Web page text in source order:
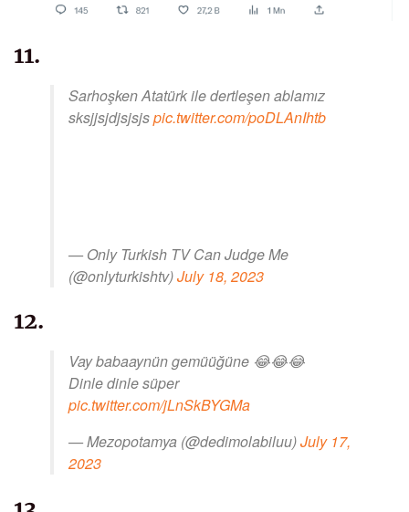
11.
Sarhoşken Atatürk ile dertleşen ablamız
sksjjsjdjsjsjspic.twitter.com/poDLAnIhtb
— Only Turkish TV Can Judge Me
(@onlyturkishtv)July 18, 2023
12.
Vay babaaynün gemüüğüne 😂😂😂
Dinle dinle süper
pic.twitter.com/jLnSkBYGMa
— Mezopotamya (@dedimolabiluu)July 17,
2023